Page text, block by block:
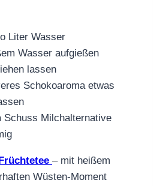
Liter Wasser
Wasser aufgießen
lassen
Schokoaroma etwas
Schuss Milchalternative
– mit heißem
Wüsten-Moment